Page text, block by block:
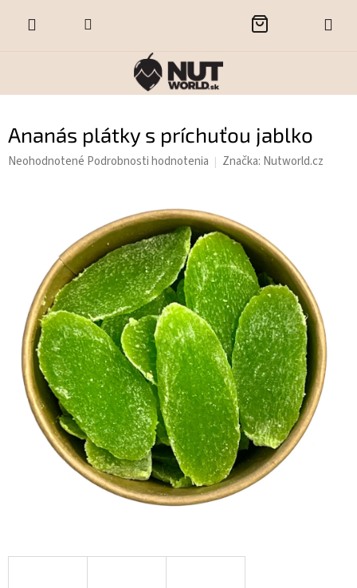
NÁKUPNÝ
Ananás plátky s príchuťou jablko
Priemerné
hviezdičiek.
Neohodnotené Podrobnosti hodnotenia Značka: Nutworld.cz